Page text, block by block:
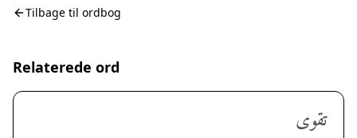
Tilbage til ordbog
Relaterede ord
تقوى